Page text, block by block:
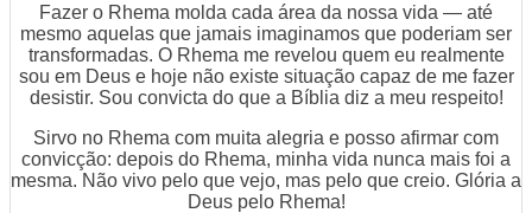
Fazer o Rhema molda cada área da nossa vida — até
mesmo aquelas que jamais imaginamos que poderiam ser
transformadas. O Rhema me revelou quem eu realmente
sou em Deus e hoje não existe situação capaz de me fazer
desistir. Sou convicta do que a Bíblia diz a meu respeito!
Sirvo no Rhema com muita alegria e posso afirmar com
convicção: depois do Rhema, minha vida nunca mais foi a
mesma. Não vivo pelo que vejo, mas pelo que creio. Glória a
Deus pelo Rhema!